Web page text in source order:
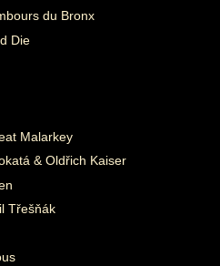
du Bronx
Die
Malarkey
& Oldřich Kaiser
Třešňák